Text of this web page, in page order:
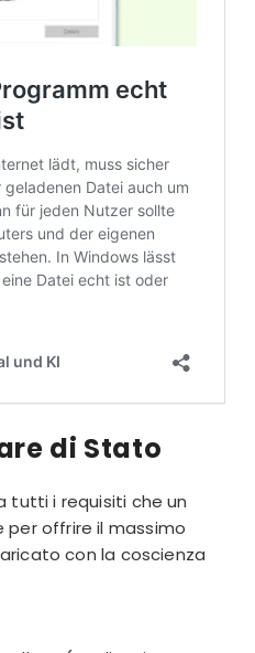
di Stato
tutti i requisiti che un
per offrire il massimo
con la coscienza